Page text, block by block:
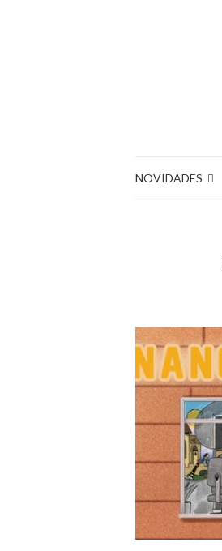
NOVIDADES